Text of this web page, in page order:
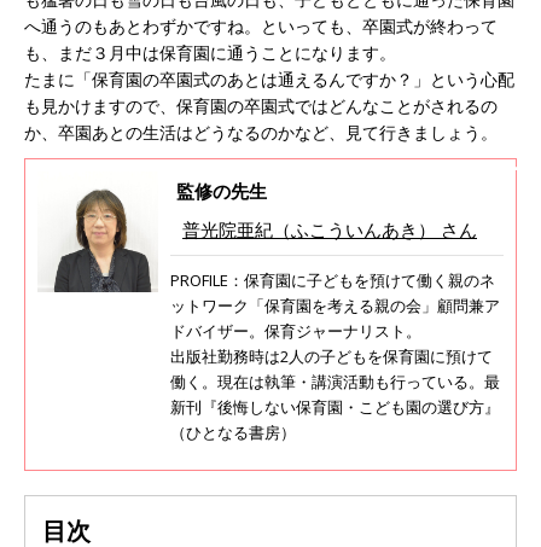
へ通うのもあとわずかですね。といっても、卒園式が終わって
も、まだ３月中は保育園に通うことになります。
たまに「保育園の卒園式のあとは通えるんですか？」という心配
も見かけますので、保育園の卒園式ではどんなことがされるの
か、卒園あとの生活はどうなるのかなど、見て行きましょう。
監修の先生
普光院亜紀（ふこういんあき） さん
PROFILE：保育園に子どもを預けて働く親のネ
ットワーク「保育園を考える親の会」顧問兼ア
ドバイザー。保育ジャーナリスト。
出版社勤務時は2人の子どもを保育園に預けて
働く。現在は執筆・講演活動も行っている。最
新刊『後悔しない保育園・こども園の選び方』
（ひとなる書房）
目次